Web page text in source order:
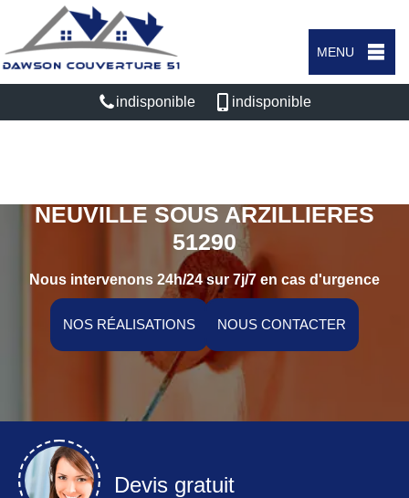
MENU
indisponible indisponible
NEUVILLE SOUS ARZILLIERES
51290
Nous intervenons 24h/24 sur 7j/7 en cas d'urgence
NOS RÉALISATIONS NOUS CONTACTER
Devis gratuit